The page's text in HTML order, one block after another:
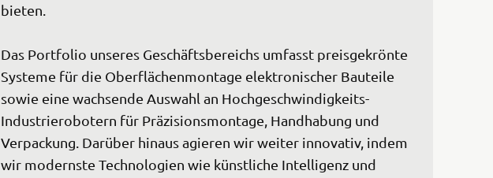
bieten.
Das Portfolio unseres Geschäftsbereichs umfasst preisgekrönte
Systeme für die Oberflächenmontage elektronischer Bauteile
sowie eine wachsende Auswahl an Hochgeschwindigkeits-
Industrierobotern für Präzisionsmontage, Handhabung und
Verpackung. Darüber hinaus agieren wir weiter innovativ, indem
wir modernste Technologien wie künstliche Intelligenz und